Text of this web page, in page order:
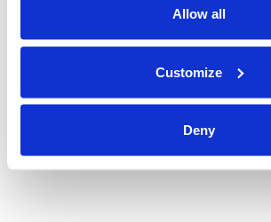
Allow all
Customize
Deny
Hareid Group er Tussa sin første
solstrøm!
Årets bilde "Reception - Third floor"
Kundekveld 26. mars